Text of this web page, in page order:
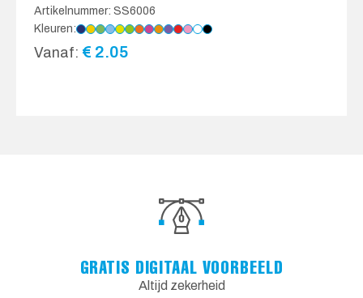
Artikelnummer: SS6006
Kleuren:
Vanaf: € 2.05
GRATIS DIGITAAL VOORBEELD
Altijd zekerheid